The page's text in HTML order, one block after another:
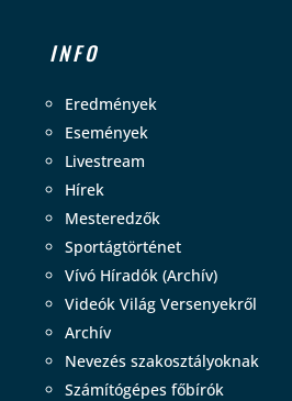
INFO
Eredmények
Események
Livestream
Hírek
Mesteredzők
Sportágtörténet
Vívó Híradók (Archív)
Videók Világ Versenyekről
Archív
Nevezés szakosztályoknak
Számítógépes főbírók